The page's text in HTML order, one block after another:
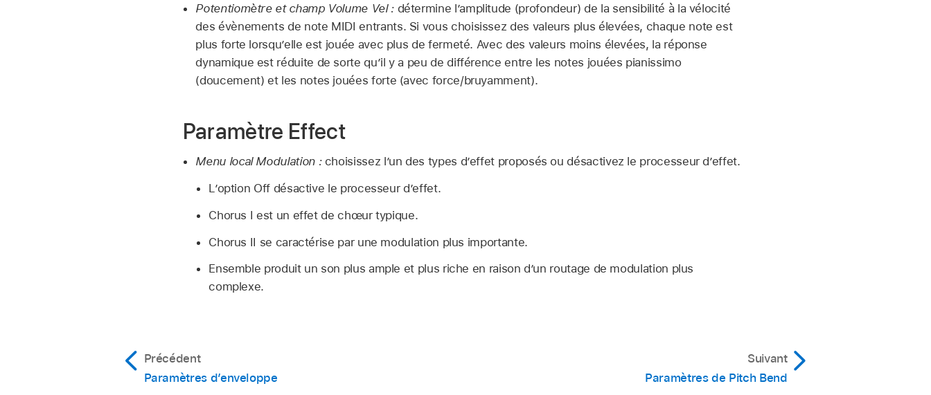
Potentiomètre et champ Volume Vel :détermine l’amplitude (profondeur) de la sensibilité à la vélocité
des évènements de note MIDI entrants. Si vous choisissez des valeurs plus élevées, chaque note est
plus forte lorsqu’elle est jouée avec plus de fermeté. Avec des valeurs moins élevées, la réponse
dynamique est réduite de sorte qu’il y a peu de différence entre les notes jouées pianissimo
(doucement) et les notes jouées forte (avec force/bruyamment).
Paramètre Effect
Menu local Modulation :choisissez l’un des types d’effet proposés ou désactivez le processeur d’effet.
L’option Off désactive le processeur d’effet.
Chorus I est un effet de chœur typique.
Chorus II se caractérise par une modulation plus importante.
Ensemble produit un son plus ample et plus riche en raison d’un routage de modulation plus
complexe.
Précédent
Paramètres d’enveloppe
Suivant
Paramètres de Pitch Bend